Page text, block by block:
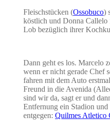
Fleischstücken (Ossobuco)
köstlich und Donna Callelo
Lob bezüglich ihrer
Dann geht es los. Marcelo
wenn er nicht gerade Chef
fahren mit dem Auto
Freund in die Avenida
sind wir da, sagt er und
Entfernung ein Stadion
entgegen: Quilmes Atletico